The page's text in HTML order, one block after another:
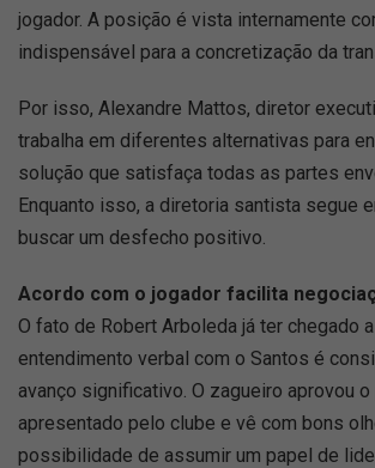
jogador. A posição é vista internamente
indispensável para a concretização da
Por isso, Alexandre Mattos, diretor
trabalha em diferentes alternativas para
solução que satisfaça todas as partes
Enquanto isso, a diretoria santista segue
buscar um desfecho positivo.
Acordo com o jogador facilita
O fato de Robert Arboleda já ter chegado
entendimento verbal com o Santos é
avanço significativo. O zagueiro aprovou
apresentado pelo clube e vê com bons
possibilidade de assumir um papel de